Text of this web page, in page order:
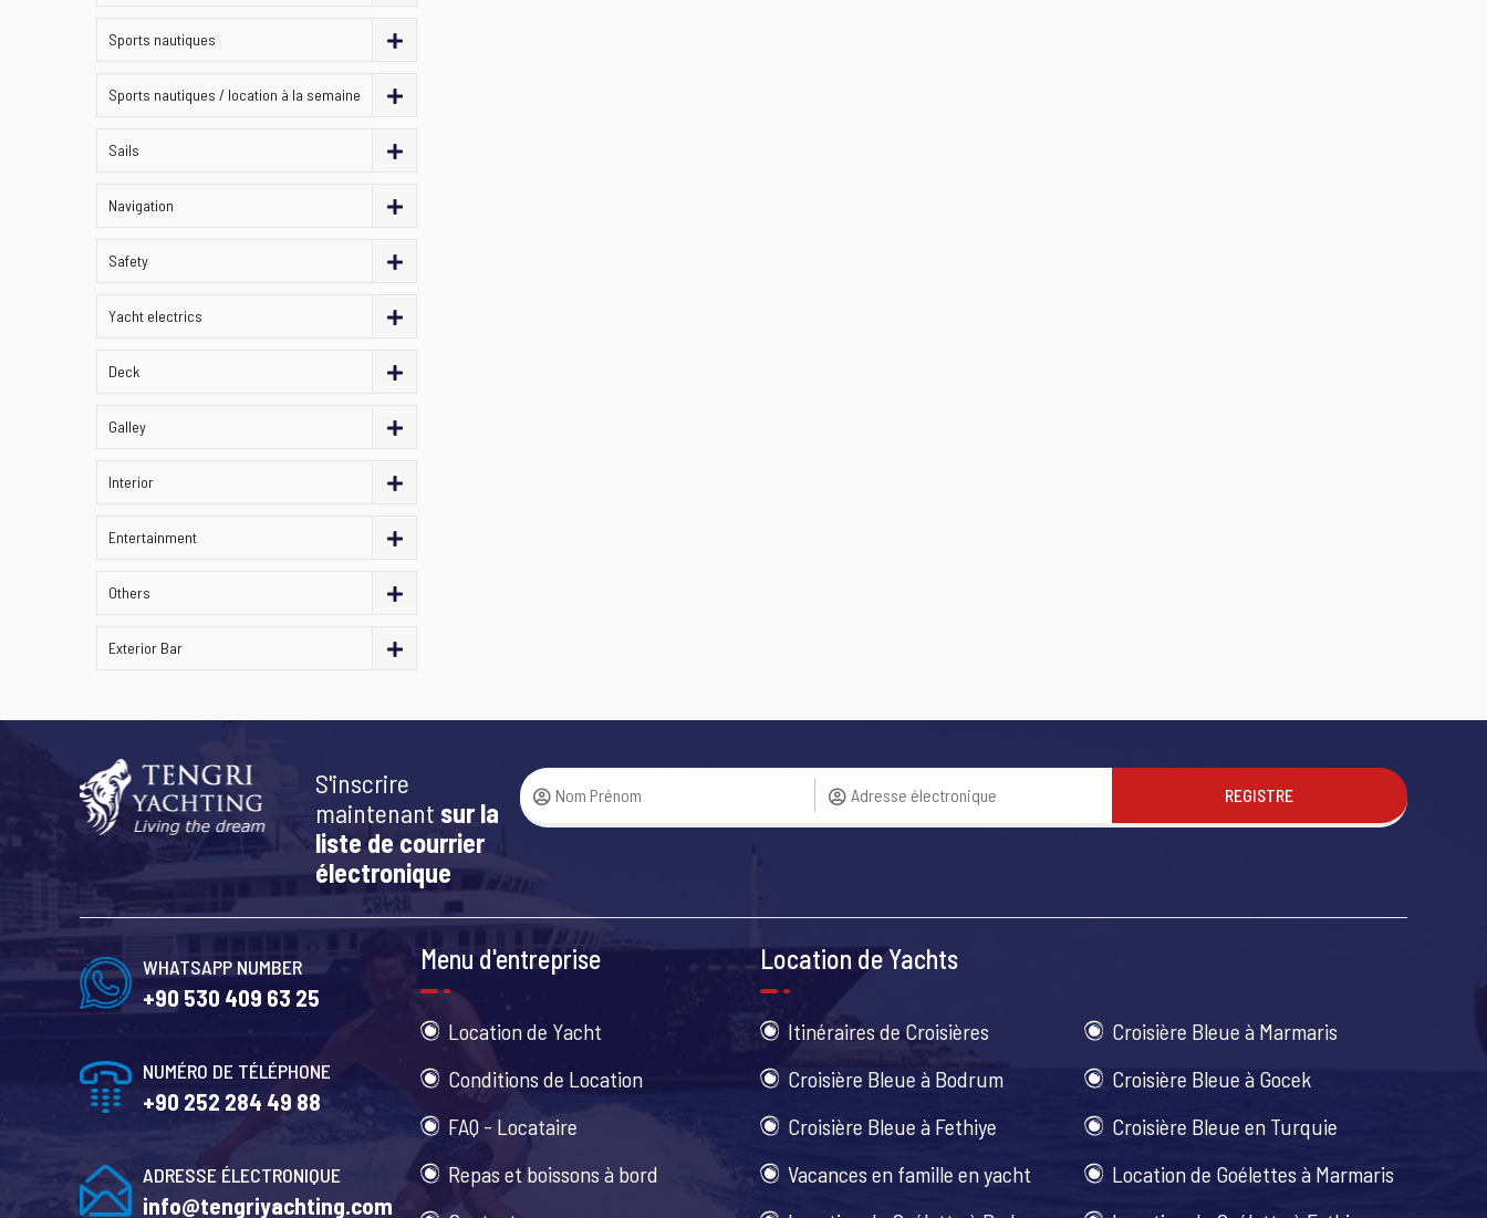
Sports nautiques
Sports nautiques / location à la semaine
Sails
Navigation
Safety
Yacht electrics
Deck
Galley
Interior
Entertainment
Others
Exterior Bar
S'inscrire
maintenant sur la
liste de courrier
électronique
REGISTRE
WHATSAPP NUMBER
+90 530 409 63 25
NUMÉRO DE TÉLÉPHONE
+90 252 284 49 88
ADRESSE ÉLECTRONIQUE
info@tengriyachting.com
Menu d'entreprise
Location de Yacht
Conditions de Location
FAQ - Locataire
Repas et boissons à bord
Location de Yachts
Itinéraires de Croisières
Croisière Bleue à Marmaris
Croisière Bleue à Bodrum
Croisière Bleue à Gocek
Croisière Bleue à Fethiye
Croisière Bleue en Turquie
Vacances en famille en yacht
Location de Goélettes à Marmaris